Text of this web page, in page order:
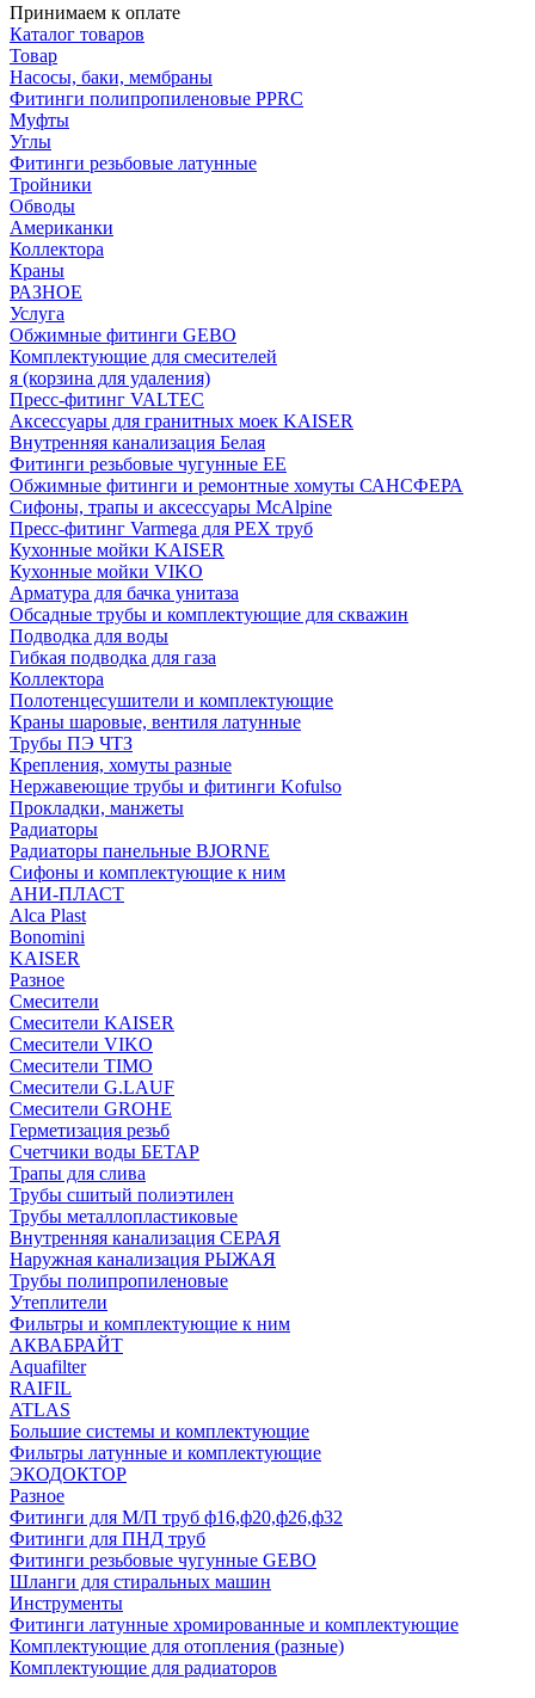
Принимаем к оплате
Каталог товаров
Товар
Насосы, баки, мембраны
Фитинги полипропиленовые PPRC
Муфты
Углы
Фитинги резьбовые латунные
Тройники
Обводы
Американки
Коллектора
Краны
РАЗНОЕ
Услуга
Обжимные фитинги GEBO
Комплектующие для смесителей
я (корзина для удаления)
Пресс-фитинг VALTEC
Аксессуары для гранитных моек KAISER
Внутренняя канализация Белая
Фитинги резьбовые чугунные EE
Обжимные фитинги и ремонтные хомуты САНСФЕРА
Сифоны, трапы и аксессуары McAlpine
Пресс-фитинг Varmega для PEX труб
Кухонные мойки KAISER
Кухонные мойки VIKO
Арматура для бачка унитаза
Обсадные трубы и комплектующие для скважин
Подводка для воды
Гибкая подводка для газа
Коллектора
Полотенцесушители и комплектующие
Краны шаровые, вентиля латунные
Трубы ПЭ ЧТЗ
Крепления, хомуты разные
Нержавеющие трубы и фитинги Kofulso
Прокладки, манжеты
Радиаторы
Радиаторы панельные BJORNE
Сифоны и комплектующие к ним
АНИ-ПЛАСТ
Alca Plast
Bonomini
KAISER
Разное
Смесители
Смесители KAISER
Смесители VIKO
Смесители TIMO
Смесители G.LAUF
Смесители GROHE
Герметизация резьб
Счетчики воды БЕТАР
Трапы для слива
Трубы сшитый полиэтилен
Трубы металлопластиковые
Внутренняя канализация СЕРАЯ
Наружная канализация РЫЖАЯ
Трубы полипропиленовые
Утеплители
Фильтры и комплектующие к ним
АКВАБРАЙТ
Aquafilter
RAIFIL
ATLAS
Большие системы и комплектующие
Фильтры латунные и комплектующие
ЭКОДОКТОР
Разное
Фитинги для М/П труб ф16,ф20,ф26,ф32
Фитинги для ПНД труб
Фитинги резьбовые чугунные GEBO
Шланги для стиральных машин
Инструменты
Фитинги латунные хромированные и комплектующие
Комплектующие для отопления (разные)
Комплектующие для радиаторов